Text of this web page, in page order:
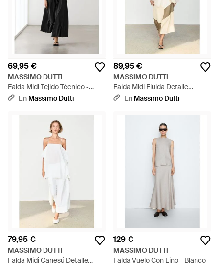
69,95 €
MASSIMO DUTTI
Falda Midi Tejido Técnico -
Blanco
En Massimo Dutti
89,95 €
MASSIMO DUTTI
Falda Midi Fluida Detalle
Patchwork - Neutro
En Massimo Dutti
79,95 €
MASSIMO DUTTI
Falda Midi Canesú Detalle
129 €
MASSIMO DUTTI
Falda Vuelo Con Lino - Blanco